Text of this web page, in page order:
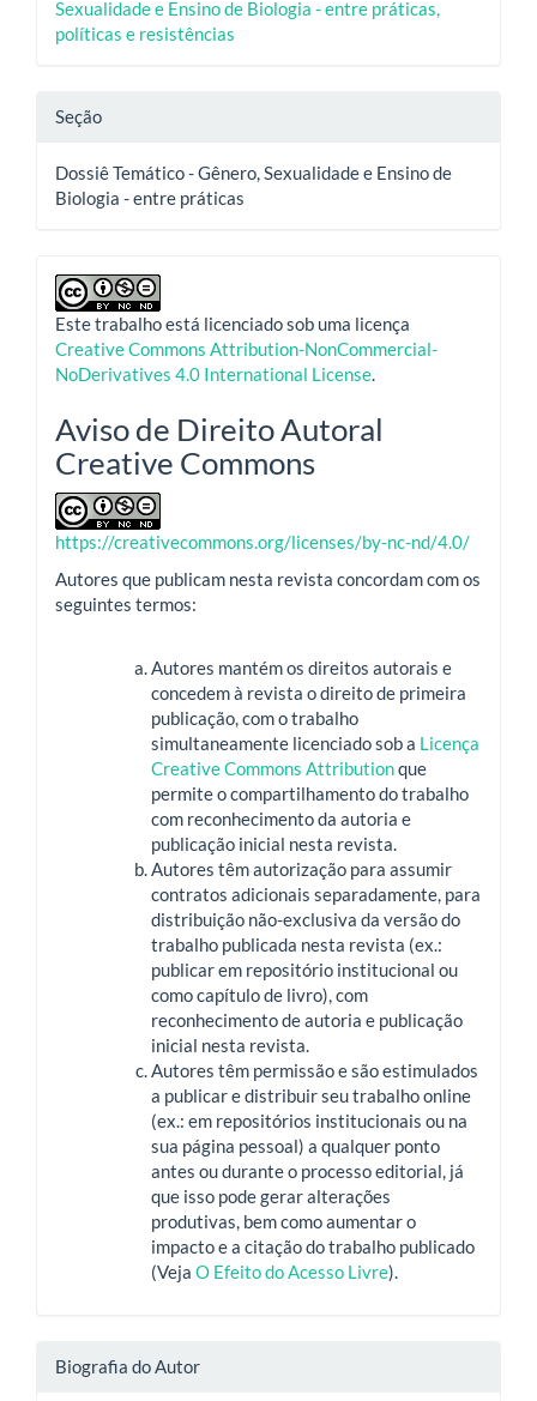
Sexualidade e Ensino de Biologia - entre práticas,
políticas e resistências
Seção
Dossiê Temático - Gênero, Sexualidade e Ensino de
Biologia - entre práticas
Este trabalho está licenciado sob uma licença
Creative Commons Attribution-NonCommercial-
NoDerivatives 4.0 International License.
Aviso de Direito Autoral
Creative Commons
https://creativecommons.org/licenses/by-nc-nd/4.0/
Autores que publicam nesta revista concordam com os
seguintes termos:
Autores mantém os direitos autorais e
concedem à revista o direito de primeira
publicação, com o trabalho
simultaneamente licenciado sob a Licença
Creative Commons Attributionque
permite o compartilhamento do trabalho
com reconhecimento da autoria e
publicação inicial nesta revista.
Autores têm autorização para assumir
contratos adicionais separadamente, para
distribuição não-exclusiva da versão do
trabalho publicada nesta revista (ex.:
publicar em repositório institucional ou
como capítulo de livro), com
reconhecimento de autoria e publicação
inicial nesta revista.
Autores têm permissão e são estimulados
a publicar e distribuir seu trabalho online
(ex.: em repositórios institucionais ou na
sua página pessoal) a qualquer ponto
antes ou durante o processo editorial, já
que isso pode gerar alterações
produtivas, bem como aumentar o
impacto e a citação do trabalho publicado
(Veja O Efeito do Acesso Livre).
Biografia do Autor